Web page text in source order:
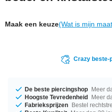
Maak een keuze(Wat is mijn
Crazy beste-
De beste piercingshop Meer
Hoogste Tevredenheid Meer
Fabrieksprijzen Bestel